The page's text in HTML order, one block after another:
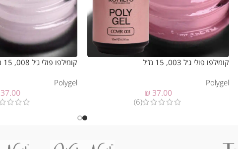
קומילפו פולי ג׳ל 003, 15 מ”ל
Polygel
₪ 37.00
(6)
קומילפו פולי ג׳ל 008, 15 מ”ל
Polygel
37.00